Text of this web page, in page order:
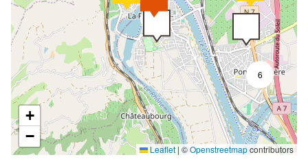
6
8
+
−
Leaflet | ©Openstreetmapcontributors